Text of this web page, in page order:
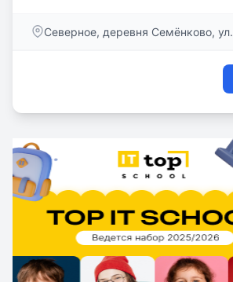
Северное, деревня Семёнково,